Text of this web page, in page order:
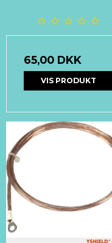
65,00 DKK
VIS PRODUKT